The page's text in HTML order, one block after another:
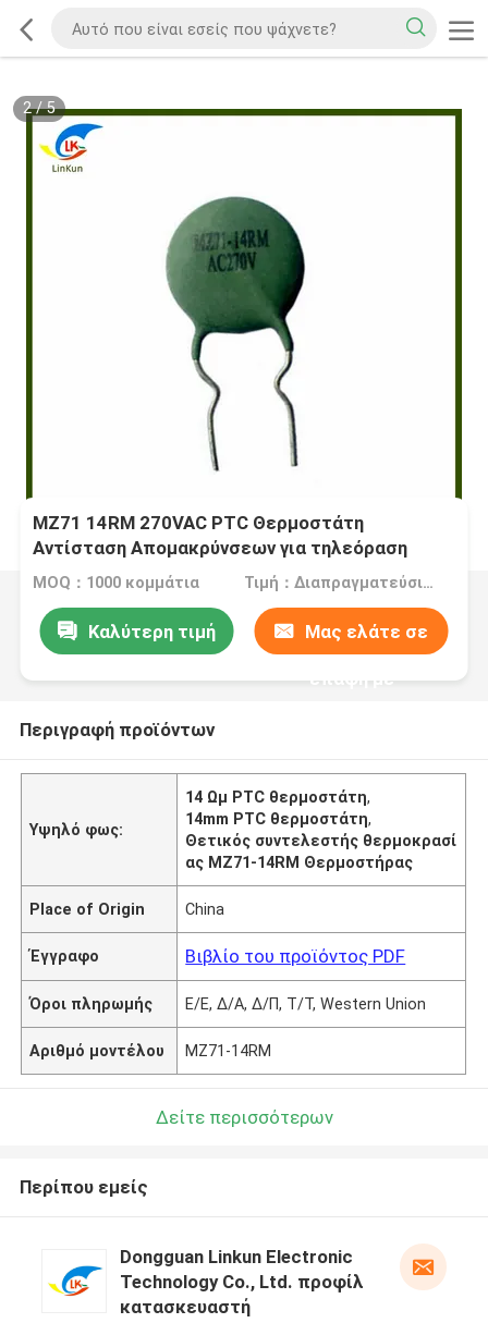
2/5
MZ71 14RM 270VAC PTC Θερμοστάτη
Αντίσταση Απομακρύνσεων για τηλεόραση
MOQ：1000 κομμάτια Τιμή：Διαπραγματεύσιμα
Καλύτερη τιμή Μας ελάτε σε
επαφή με
Περιγραφή προϊόντων
Υψηλό φως:
14 Ωμ PTC θερμοστάτη,
14mm PTC θερμοστάτη,
Θετικός συντελεστής θερμοκρασί
ας MZ71-14RM Θερμοστήρας
Place of Origin China
Έγγραφο Βιβλίο του προϊόντος PDF
Όροι πληρωμής Ε/Ε, Δ/Α, Δ/Π, Τ/Τ, Western Union
Αριθμό μοντέλου MZ71-14RM
Δείτε περισσότερων
Περίπου εμείς
Dongguan Linkun Electronic
Technology Co., Ltd. προφίλ
κατασκευαστή